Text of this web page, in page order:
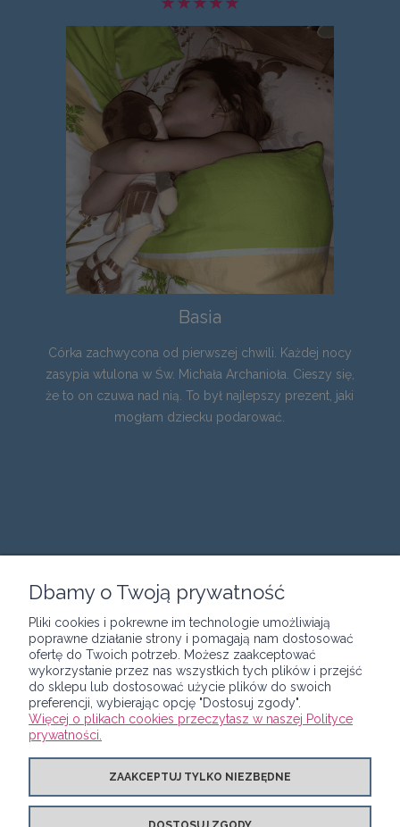
Basia
Córka zachwycona od pierwszej chwili. Każdej nocy
zasypia wtulona w Św. Michała Archanioła. Cieszy się,
że to on czuwa nad nią. To był najlepszy prezent, jaki
mogłam dziecku podarować.
POMOC
MOJE KONTO
PŁATNOŚCI I DOSTAWA
O NAS
Dbamy o Twoją prywatność
Pliki cookies i pokrewne im technologie umożliwiają
poprawne działanie strony i pomagają nam dostosować
ofertę do Twoich potrzeb. Możesz zaakceptować
wykorzystanie przez nas wszystkich tych plików i przejść
do sklepu lub dostosować użycie plików do swoich
preferencji, wybierając opcję "Dostosuj zgody".
Więcej o plikach cookies przeczytasz w naszej Polityce
prywatności.
ZAAKCEPTUJ TYLKO NIEZBĘDNE